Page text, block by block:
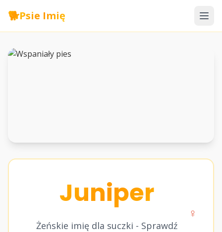
🐕Psie Imię
Juniper
Żeńskie imię dla suczki - Sprawdź
♀